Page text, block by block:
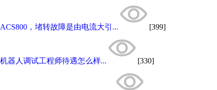
ACS800，堵转故障是由电流大引... [399]
机器人调试工程师待遇怎么样... [330]